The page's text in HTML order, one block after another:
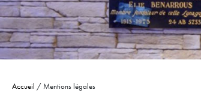
Accueil /Mentions légales